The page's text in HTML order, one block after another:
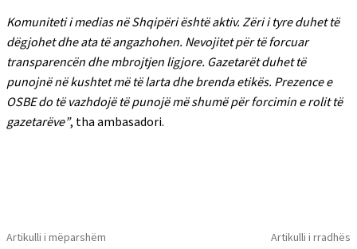
Komuniteti i medias në Shqipëri është aktiv. Zëri i tyre duhet të
dëgjohet dhe ata të angazhohen. Nevojitet për të forcuar
transparencën dhe mbrojtjen ligjore. Gazetarët duhet të
punojnë në kushtet më të larta dhe brenda etikës. Prezence e
OSBE do të vazhdojë të punojë më shumë për forcimin e rolit të
gazetarëve”, tha ambasadori.
Artikulli i mëparshëm Artikulli i rradhës